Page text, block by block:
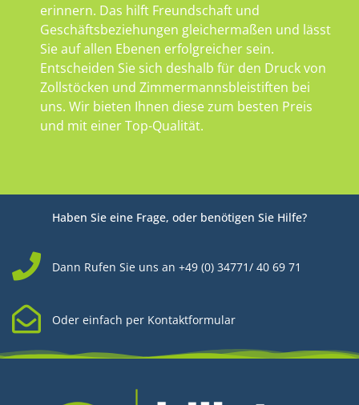
erinnern. Das hilft Freundschaft und
Geschäftsbeziehungen gleichermaßen und lässt
Sie auf allen Ebenen erfolgreicher sein.
Entscheiden Sie sich deshalb für den Druck von
Zollstöcken und Zimmermannsbleistiften bei
uns. Wir bieten Ihnen diese zum besten Preis
und mit einer Top-Qualität.
Haben Sie eine Frage, oder benötigen Sie Hilfe?
Dann Rufen Sie uns an +49 (0) 34771/ 40 69 71
Oder einfach per Kontaktformular